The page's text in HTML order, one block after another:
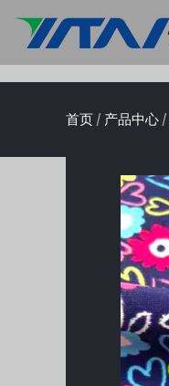
首页 / 产品中心 /